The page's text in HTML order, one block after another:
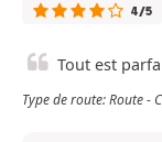
4/5
Tout est
Type de route: Route -